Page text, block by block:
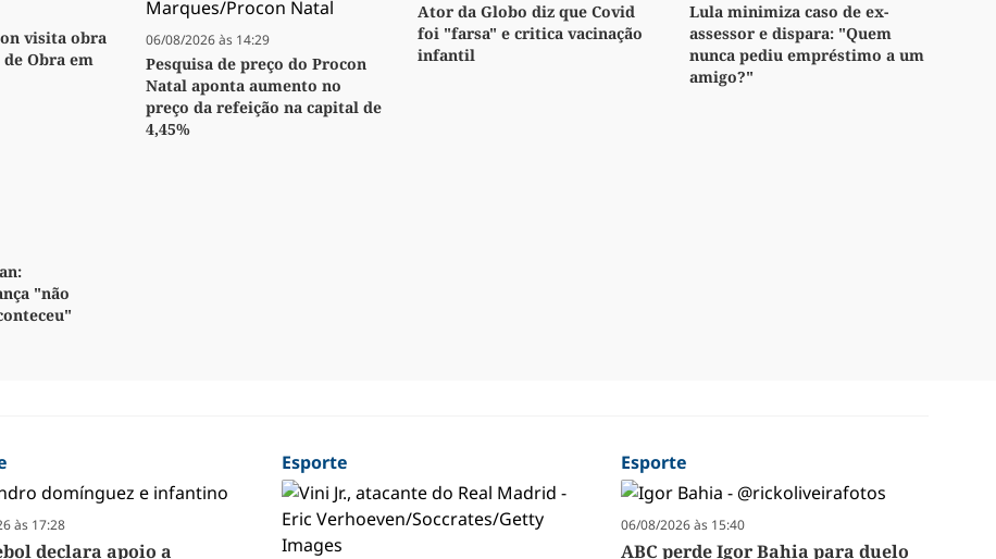
visita obra
Obra em
06/08/2026 às 14:29
Pesquisa de preço do Procon
Natal aponta aumento no
preço da refeição na capital de
4,45%
Ator da Globo diz que Covid
foi "farsa" e critica vacinação
infantil
Lula minimiza caso de ex-
assessor e dispara: "Quem
nunca pediu empréstimo a um
amigo?"
"não
às 17:28
declara apoio a
Esporte Esporte
06/08/2026 às 15:40
ABC perde Igor Bahia para duelo